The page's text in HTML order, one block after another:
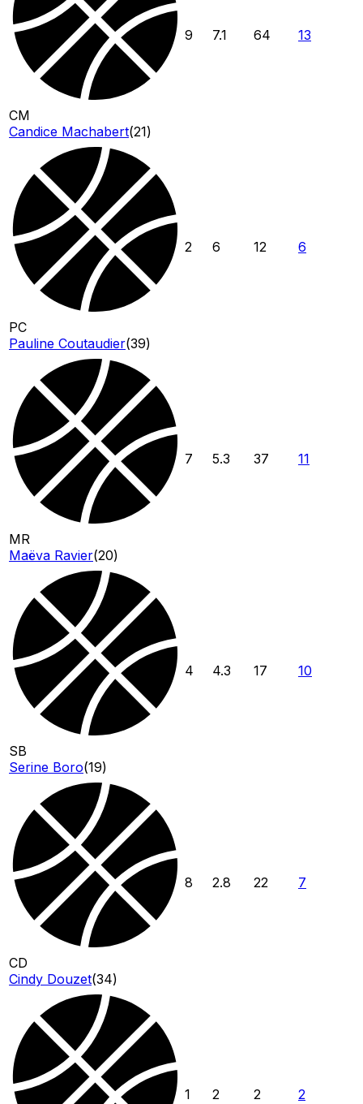
CM
Candice Machabert(21)
9 7.1 64 13
PC
Pauline Coutaudier(39)
2 6 12 6
MR
Maëva Ravier(20)
7 5.3 37 11
SB
Serine Boro(19)
4 4.3 17 10
CD
Cindy Douzet(34)
8 2.8 22 7
1 2 2 2